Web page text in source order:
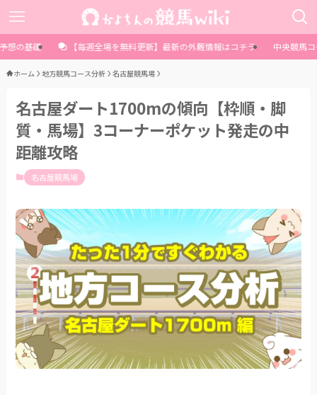
想の基礎 【毎週全場を無料更新】最新の外厩情報はコチラ 中央競馬
ホーム 地方競馬コース分析 名古屋競馬場
名古屋ダート1700mの傾向【枠順・脚
質・馬場】3コーナーポケット発走の中
距離攻略
名古屋競馬場